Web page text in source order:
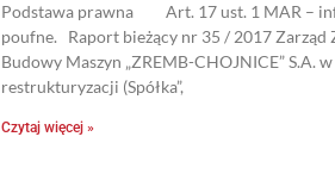
Podstawa prawna Art. 17 ust. 1 MAR –
poufne. Raport bieżący nr 35 / 2017 Zarząd
Budowy Maszyn „ZREMB-CHOJNICE” S.A. w
restrukturyzacji (Spółka”,
Czytaj więcej »